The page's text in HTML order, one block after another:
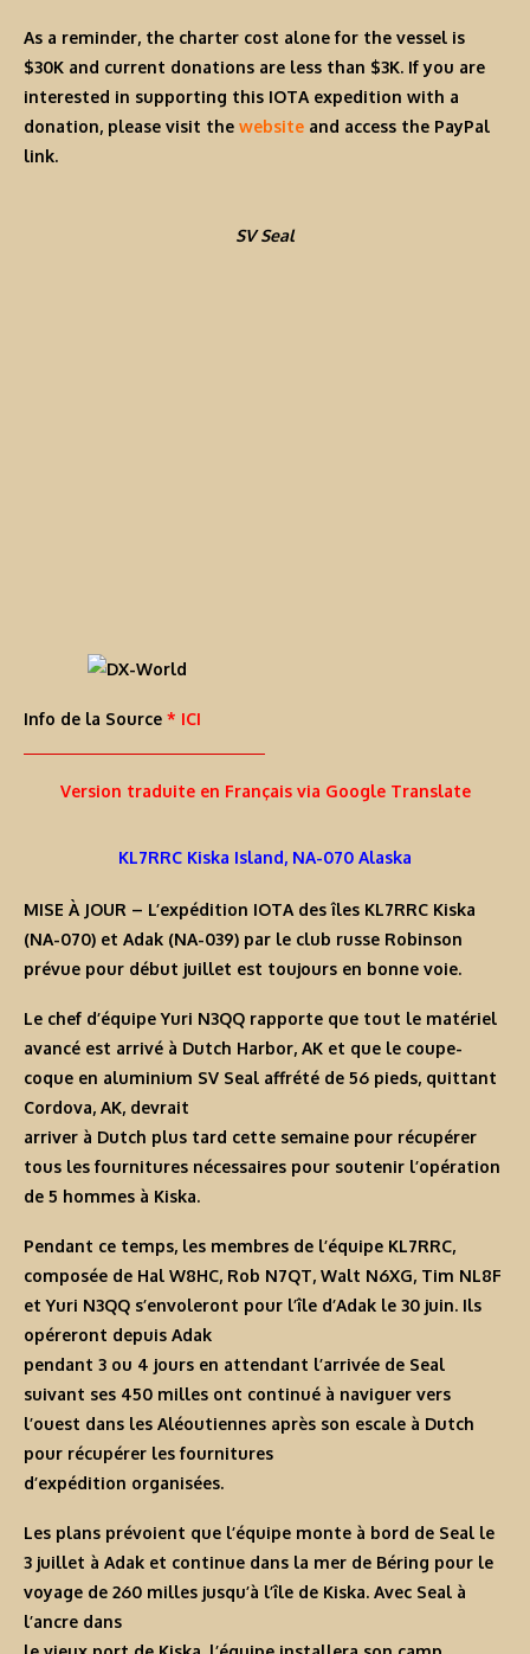
As a reminder, the charter cost alone for the vessel is
$30K and current donations are less than $3K. If you are
interested in supporting this IOTA expedition with a
donation, please visit the website and access the PayPal
link.
SV Seal
Info de la Source * ICI
Version traduite en Français via Google Translate
KL7RRC Kiska Island, NA-070 Alaska
MISE À JOUR – L’expédition IOTA des îles KL7RRC Kiska
(NA-070) et Adak (NA-039) par le club russe Robinson
prévue pour début juillet est toujours en bonne voie.
Le chef d’équipe Yuri N3QQ rapporte que tout le matériel
avancé est arrivé à Dutch Harbor, AK et que le coupe-
coque en aluminium SV Seal affrété de 56 pieds, quittant
Cordova, AK, devrait
arriver à Dutch plus tard cette semaine pour récupérer
tous les fournitures nécessaires pour soutenir l’opération
de 5 hommes à Kiska.
Pendant ce temps, les membres de l’équipe KL7RRC,
composée de Hal W8HC, Rob N7QT, Walt N6XG, Tim NL8F
et Yuri N3QQ s’envoleront pour l’île d’Adak le 30 juin. Ils
opéreront depuis Adak
pendant 3 ou 4 jours en attendant l’arrivée de Seal
suivant ses 450 milles ont continué à naviguer vers
l’ouest dans les Aléoutiennes après son escale à Dutch
pour récupérer les fournitures
d’expédition organisées.
Les plans prévoient que l’équipe monte à bord de Seal le
3 juillet à Adak et continue dans la mer de Béring pour le
voyage de 260 milles jusqu’à l’île de Kiska. Avec Seal à
l’ancre dans